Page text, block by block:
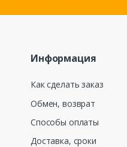
Информация
Как сделать заказ
Обмен, возврат
Способы оплаты
Доставка, сроки